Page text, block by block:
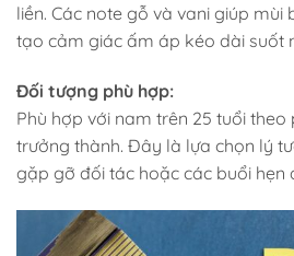
liền. Các note gỗ và vani giúp mùi
tạo cảm giác ấm áp kéo dài suốt
Đối tượng phù hợp:
Phù hợp với nam trên 25 tuổi theo
trưởng thành. Đây là lựa chọn lý
gặp gỡ đối tác hoặc các buổi hẹn